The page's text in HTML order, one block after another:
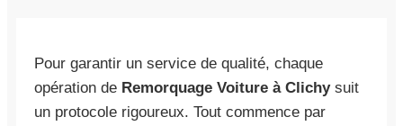
Pour garantir un service de qualité, chaque
opération de Remorquage Voiture à Clichysuit
un protocole rigoureux. Tout commence par